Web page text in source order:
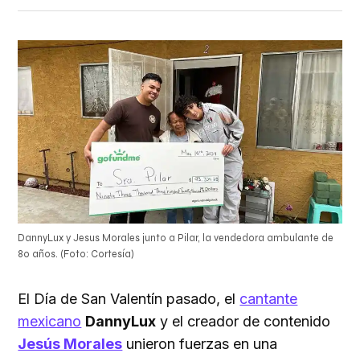
DannyLux y Jesus Morales junto a Pilar, la vendedora ambulante de
80 años. (Foto: Cortesía)
El Día de San Valentín pasado, el cantante
mexicano DannyLux y el creador de contenido
Jesús Morales unieron fuerzas en una